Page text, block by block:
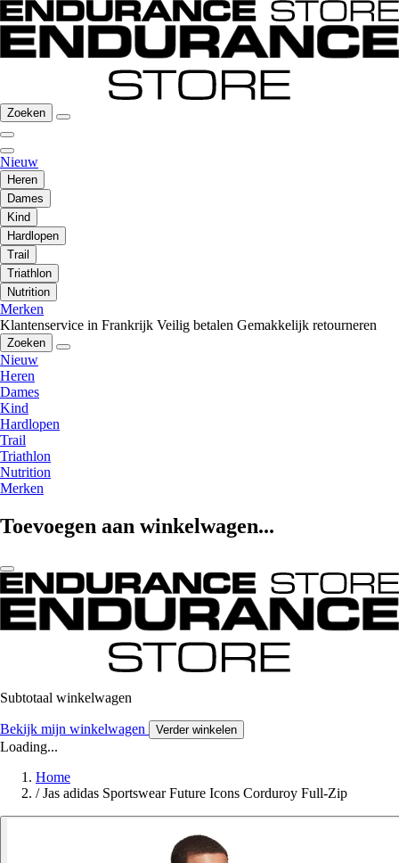
Zoeken
Nieuw
Heren
Dames
Kind
Hardlopen
Trail
Triathlon
Nutrition
Merken
Klantenservice in Frankrijk Veilig betalen Gemakkelijk retourneren
Zoeken
Nieuw
Heren
Dames
Kind
Hardlopen
Trail
Triathlon
Nutrition
Merken
Toevoegen aan winkelwagen...
Subtotaal winkelwagen
Bekijk mijn winkelwagen Verder winkelen
Loading...
Home
/ Jas adidas Sportswear Future Icons Corduroy Full-Zip